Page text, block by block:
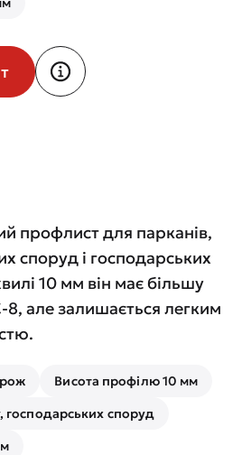
профлист для парканів,
споруд і господарських
10 мм він має більшу
8, але залишається легким
Висота профілю 10 мм
господарських споруд